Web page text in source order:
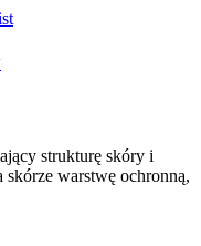
strukturę skóry i
warstwę ochronną,